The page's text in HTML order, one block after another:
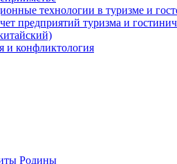
технологии в туризме и
предприятий туризма и
конфликтология
Родины